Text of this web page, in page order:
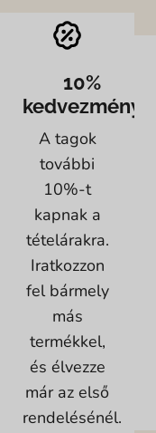
10%
kedvezmény
A tagok
további
10%-t
kapnak a
tételárakra.
Iratkozzon
fel bármely
más
termékkel,
és élvezze
már az első
rendelésénél.